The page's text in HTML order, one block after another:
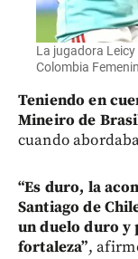
La jugadora Leicy
Colombia
Teniendo en
Mineiro de
cuando
“Es duro, la
Santiago de
un duelo duro y
fortaleza”,